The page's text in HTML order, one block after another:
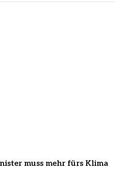
muss mehr fürs Klima